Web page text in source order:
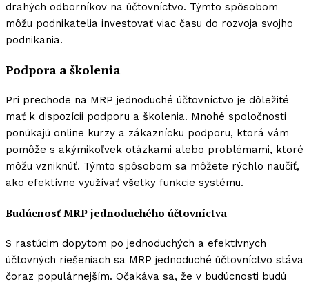
drahých odborníkov na účtovníctvo. Týmto spôsobom
môžu podnikatelia investovať viac času do rozvoja svojho
podnikania.
Podpora a školenia
Pri prechode na MRP jednoduché účtovníctvo je dôležité
mať k dispozícii podporu a školenia. Mnohé spoločnosti
ponúkajú online kurzy a zákaznícku podporu, ktorá vám
pomôže s akýmikoľvek otázkami alebo problémami, ktoré
môžu vzniknúť. Týmto spôsobom sa môžete rýchlo naučiť,
ako efektívne využívať všetky funkcie systému.
Budúcnosť MRP jednoduchého účtovníctva
S rastúcim dopytom po jednoduchých a efektívnych
účtovných riešeniach sa MRP jednoduché účtovníctvo stáva
čoraz populárnejším. Očakáva sa, že v budúcnosti budú